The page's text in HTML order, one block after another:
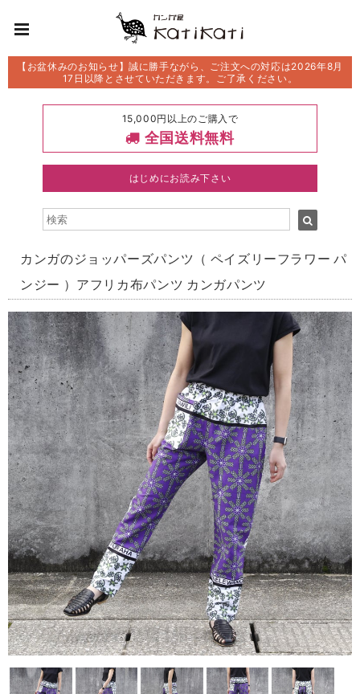
【お盆休みのお知らせ】誠に勝手ながら、ご注文への対応は2026年8月
17日以降とさせていただきます。ご了承ください。
15,000円以上のご購入で
全国送料無料
はじめにお読み下さい
カンガのジョッパーズパンツ（ ペイズリーフラワー パ
ンジー ）アフリカ布パンツ カンガパンツ